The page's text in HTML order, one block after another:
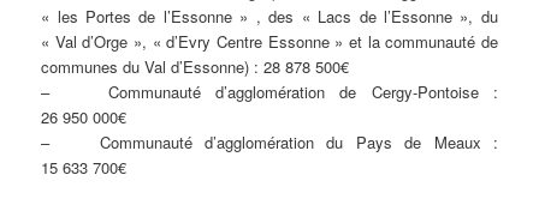
« les Portes de l’Essonne » , des « Lacs de l’Essonne », du
« Val d’Orge », « d’Evry Centre Essonne » et la communauté de
communes du Val d’Essonne) : 28 878 500€
– Communauté d’agglomération de Cergy-Pontoise :
26 950 000€
– Communauté d’agglomération du Pays de Meaux :
15 633 700€